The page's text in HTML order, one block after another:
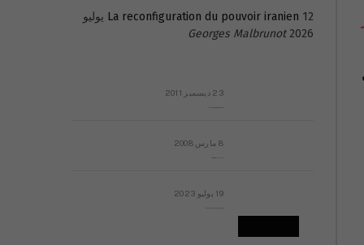
La reconfiguration du pouvoir iranien 12 يوليو
2026
Georges Malbrunot
23 ديسمبر 2011
8 مارس 2008
19 يوليو 2023